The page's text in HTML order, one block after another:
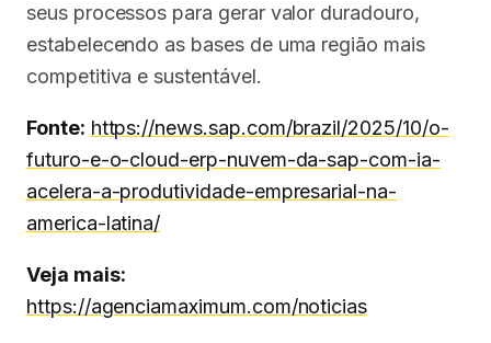
seus processos para gerar valor duradouro,
estabelecendo as bases de uma região mais
competitiva e sustentável.
Fonte: https://news.sap.com/brazil/2025/10/o-
futuro-e-o-cloud-erp-nuvem-da-sap-com-ia-
acelera-a-produtividade-empresarial-na-
america-latina/
Veja mais:
https://agenciamaximum.com/noticias